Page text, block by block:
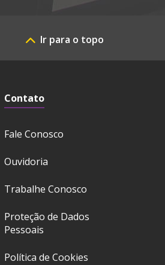
Ir para o topo
Contato
Fale Conosco
Ouvidoria
Trabalhe Conosco
Proteção de Dados
Pessoais
Política de Cookies